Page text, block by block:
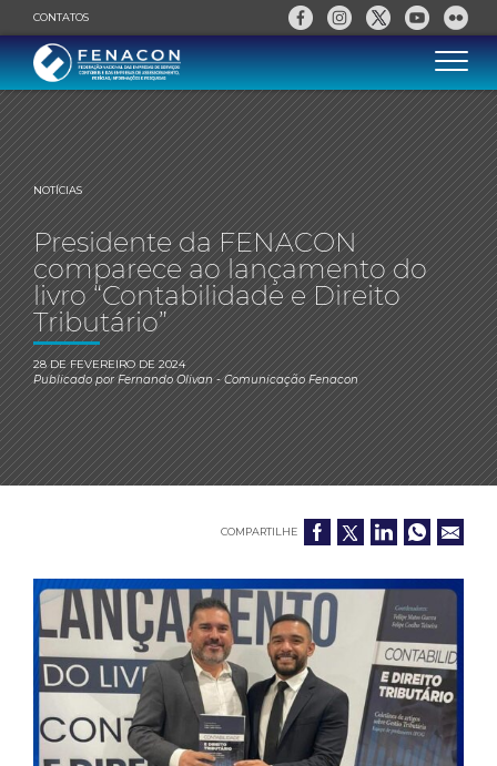
CONTATOS
NOTÍCIAS
Presidente da FENACON
comparece ao lançamento do
livro “Contabilidade e Direito
Tributário”
28 DE FEVEREIRO DE 2024
Publicado porFernando Olivan- Comunicação Fenacon
COMPARTILHE